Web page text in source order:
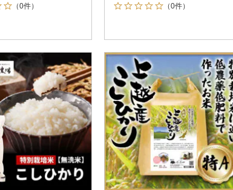
（0件）
（0件）